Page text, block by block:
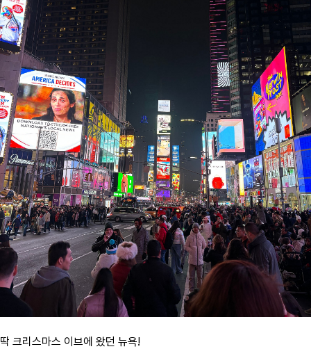
딱 크리스마스 이브에 왔던 뉴욕!